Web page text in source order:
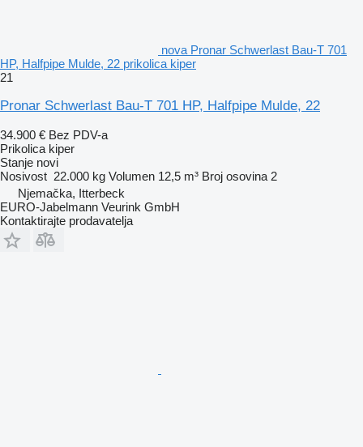
nova Pronar Schwerlast Bau-T 701
HP, Halfpipe Mulde, 22 prikolica kiper
21
Pronar Schwerlast Bau-T 701 HP, Halfpipe Mulde, 22
34.900 € Bez PDV-a
Prikolica kiper
Stanje novi
Nosivost 22.000 kg Volumen 12,5 m³ Broj osovina 2
Njemačka, Itterbeck
EURO-Jabelmann Veurink GmbH
Kontaktirajte prodavatelja